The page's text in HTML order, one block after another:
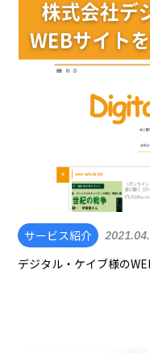
サービス紹介
デジタル・ケイブ様の